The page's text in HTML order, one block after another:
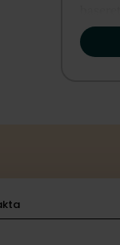
Her får I
moderne
vise